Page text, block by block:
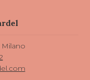
Milano